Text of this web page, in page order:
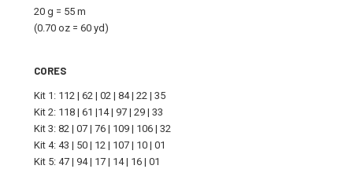
20 g = 55 m
(0.70 oz = 60 yd)
CORES
Kit 1: 112 | 62 | 02 | 84 | 22 | 35
Kit 2: 118 | 61 |14 | 97 | 29 | 33
Kit 3: 82 | 07 | 76 | 109 | 106 | 32
Kit 4: 43 | 50 | 12 | 107 | 10 | 01
Kit 5: 47 | 94 | 17 | 14 | 16 | 01